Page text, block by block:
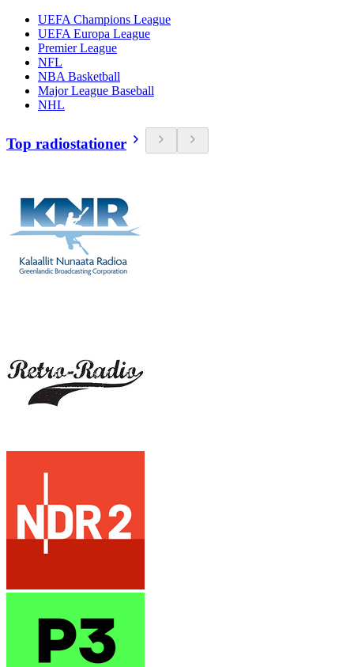
UEFA Champions League
UEFA Europa League
Premier League
NFL
NBA Basketball
Major League Baseball
NHL
Top radiostationer